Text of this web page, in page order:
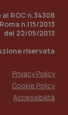
ROC n.34308
n.115/2013
del 22/05/2013
riservata
Privacy Policy
Cookie Policy
Accessibilità